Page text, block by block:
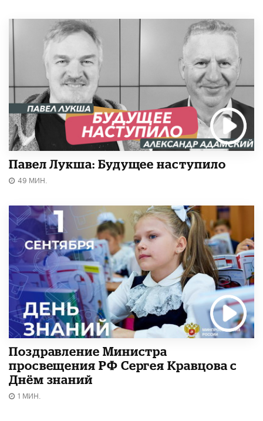
Павел Лукша: Будущее наступило
49 МИН.
Поздравление Министра
просвещения РФ Сергея Кравцова с
Днём знаний
1 МИН.